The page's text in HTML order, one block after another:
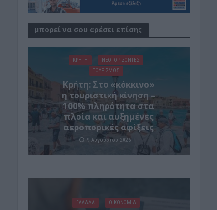
μπορεί να σου αρέσει επίσης
ΚΡΗΤΗ
ΝΕΟΙ ΟΡΙΖΟΝΤΕΣ
ΤΟΥΡΙΣΜΟΣ
Κρήτη: Στο «κόκκινο»
η τουριστική κίνηση –
100% πληρότητα στα
πλοία και αυξημένες
αεροπορικές αφίξεις
9 Αυγούστου 2026
ΕΛΛΑΔΑ ΟΙΚΟΝΟΜΙΑ